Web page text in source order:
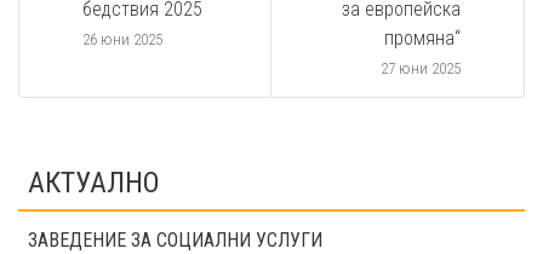
бедствия 2025
26 юни 2025
за европейска
промяна“
27 юни 2025
АКТУАЛНО
ЗАВЕДЕНИЕ ЗА СОЦИАЛНИ УСЛУГИ